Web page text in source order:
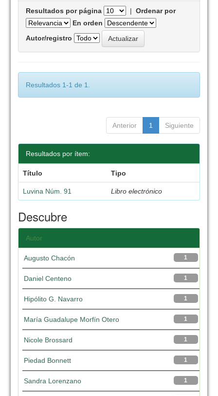
Resultados por página |Ordenar por
En orden
Autor/registro
Resultados 1-1 de 1.
Anterior 1 Siguiente
Resultados por ítem:
Título Tipo
Luvina Núm. 91 Libro electrónico
Descubre
Autor
1
Augusto Chacón
1
Daniel Centeno
1
Hipólito G. Navarro
1
María Guadalupe Morfín Otero
1
Nicole Brossard
1
Piedad Bonnett
1
Sandra Lorenzano